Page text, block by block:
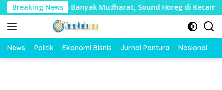
Langsung
ke
konten
Breaking News
Timbulkan Banyak Mudharat, Sound Horeg di Kecamatan
News Politik Ekonomi Bisnis Jurnal Pantura Nasional